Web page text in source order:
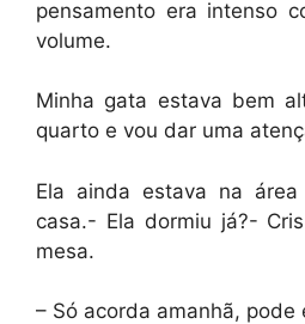
pensamento era intenso
volume.
Minha gata estava bem
quarto e vou dar uma
Ela ainda estava na
casa.- Ela dormiu já?-
mesa.
– Só acorda amanhã,